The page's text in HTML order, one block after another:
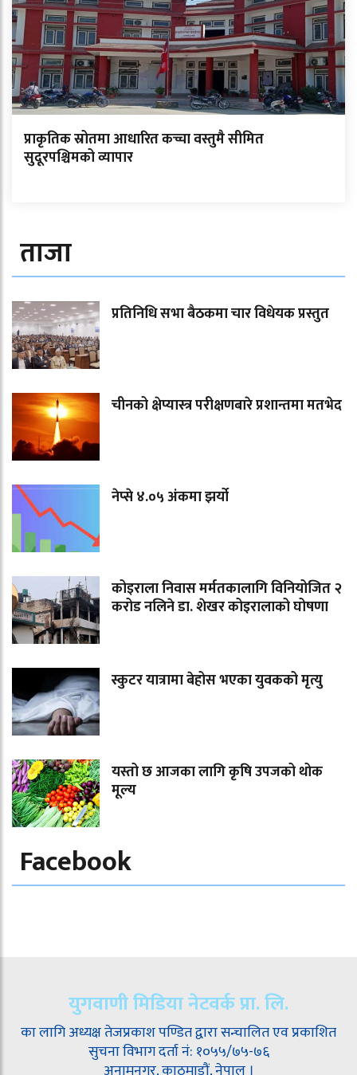
प्राकृतिक स्रोतमा आधारित कच्चा वस्तुमै सीमित
सुदूरपश्चिमको व्यापार
ताजा
प्रतिनिधि सभा बैठकमा चार विधेयक प्रस्तुत
चीनको क्षेप्यास्त्र परीक्षणबारे प्रशान्तमा मतभेद
नेप्से ४.०५ अंकमा झर्यो
कोइराला निवास मर्मतकालागि विनियोजित २
करोड नलिने डा. शेखर कोइरालाको घोषणा
स्कुटर यात्रामा बेहोस भएका युवकको मृत्यु
यस्तो छ आजका लागि कृषि उपजको थोक
मूल्य
Facebook
युगवाणी मिडिया नेटवर्क प्रा. लि.
का लागि अध्यक्ष तेजप्रकाश पण्डित द्वारा सन्चालित एव प्रकाशित
सुचना विभाग दर्ता नं: १०५५/७५-७६